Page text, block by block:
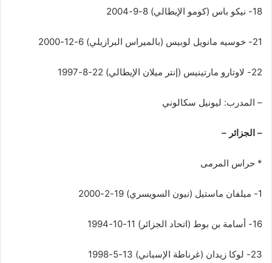
18- نيكو باس (كومو الإيطالي) 8-9-2004
21- خوسيه مانويل لوبيس (بالميراس البرازيلي) 6-12-2000
22- لاوتارو مارتينيس (إنتر ميلان الإيطالي) 22-8-1997
– المدرب: ليونيل سكالوني
– الجزائر –
* حراس المرمى
1- ميلفان ماستيل (نيون السويسري) 19-2-2000
16- أسامة بن بوط (اتحاد الجزائر) 11-10-1994
23- لوكا زيدان (غرناطة الإسباني) 13-5-1998